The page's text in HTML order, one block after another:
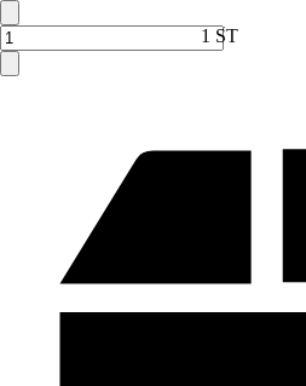
Verkauf durch:HORNBACH
1 ST